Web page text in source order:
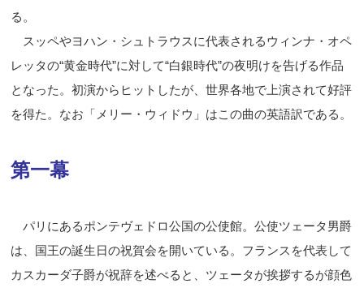
る。
スッペやヨハン・シュトラウスに代表されるウィンナ・オペ
レッタの“黄金時代”に対して“白銀時代”の夜明けを告げる作品
となった。初演からヒットしたが、世界各地で上演されて好評
を得た。なお「メリー・ウィドウ」はこの曲の英語訳である。
第一幕
パリにあるポンテヴェドロ公国の公使館。公使ツェータ男爵
は、国王の誕生日の祝賀会を開いている。フランスを代表して
カスカーダ子爵が祝辞を述べると、ツェータが挨拶するが顔色